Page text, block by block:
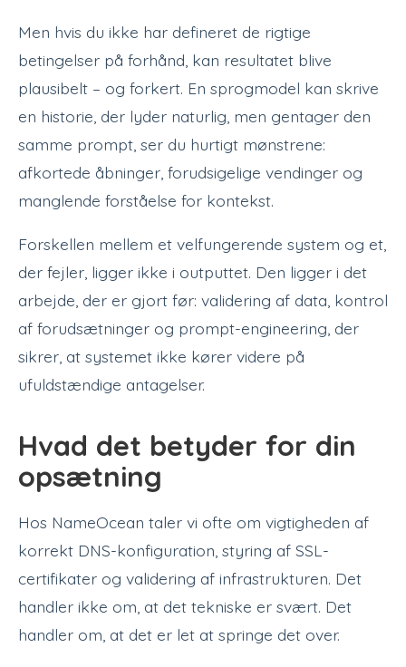
Men hvis du ikke har defineret de rigtige
betingelser på forhånd, kan resultatet blive
plausibelt – og forkert. En sprogmodel kan skrive
en historie, der lyder naturlig, men gentager den
samme prompt, ser du hurtigt mønstrene:
afkortede åbninger, forudsigelige vendinger og
manglende forståelse for kontekst.
Forskellen mellem et velfungerende system og et,
der fejler, ligger ikke i outputtet. Den ligger i det
arbejde, der er gjort før: validering af data, kontrol
af forudsætninger og prompt-engineering, der
sikrer, at systemet ikke kører videre på
ufuldstændige antagelser.
Hvad det betyder for din
opsætning
Hos NameOcean taler vi ofte om vigtigheden af
korrekt DNS-konfiguration, styring af SSL-
certifikater og validering af infrastrukturen. Det
handler ikke om, at det tekniske er svært. Det
handler om, at det er let at springe det over.